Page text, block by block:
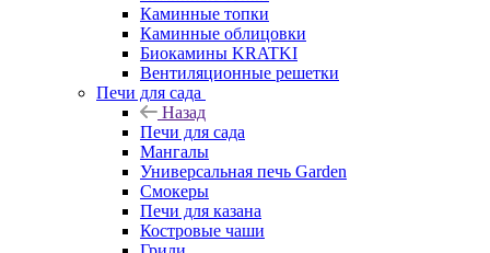
Каминные топки
Каминные облицовки
Биокамины KRATKI
Вентиляционные решетки
Печи для сада
Назад
Печи для сада
Мангалы
Универсальная печь Garden
Смокеры
Печи для казана
Костровые чаши